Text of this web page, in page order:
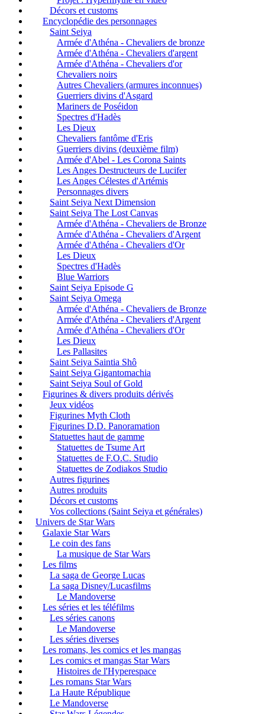
Décors et customs
Encyclopédie des personnages
Saint Seiya
Armée d'Athéna - Chevaliers de bronze
Armée d'Athéna - Chevaliers d'argent
Armée d'Athéna - Chevaliers d'or
Chevaliers noirs
Autres Chevaliers (armures inconnues)
Guerriers divins d'Asgard
Mariners de Poséidon
Spectres d'Hadès
Les Dieux
Chevaliers fantôme d'Eris
Guerriers divins (deuxième film)
Armée d'Abel - Les Corona Saints
Les Anges Destructeurs de Lucifer
Les Anges Célestes d'Artémis
Personnages divers
Saint Seiya Next Dimension
Saint Seiya The Lost Canvas
Armée d'Athéna - Chevaliers de Bronze
Armée d'Athéna - Chevaliers d'Argent
Armée d'Athéna - Chevaliers d'Or
Les Dieux
Spectres d'Hadès
Blue Warriors
Saint Seiya Episode G
Saint Seiya Omega
Armée d'Athéna - Chevaliers de Bronze
Armée d'Athéna - Chevaliers d'Argent
Armée d'Athéna - Chevaliers d'Or
Les Dieux
Les Pallasites
Saint Seiya Saintia Shô
Saint Seiya Gigantomachia
Saint Seiya Soul of Gold
Figurines & divers produits dérivés
Jeux vidéos
Figurines Myth Cloth
Figurines D.D. Panoramation
Statuettes haut de gamme
Statuettes de Tsume Art
Statuettes de F.O.C. Studio
Statuettes de Zodiakos Studio
Autres figurines
Autres produits
Décors et customs
Vos collections (Saint Seiya et générales)
Univers de Star Wars
Galaxie Star Wars
Le coin des fans
La musique de Star Wars
Les films
La saga de George Lucas
La saga Disney/Lucasfilms
Le Mandoverse
Les séries et les téléfilms
Les séries canons
Le Mandoverse
Les séries diverses
Les romans, les comics et les mangas
Les comics et mangas Star Wars
Histoires de l'Hyperespace
Les romans Star Wars
La Haute République
Le Mandoverse